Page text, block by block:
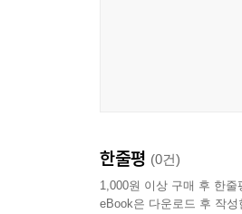
한줄평 (0건)
1,000원 이상 구매 후 한줄
eBook은 다운로드 후 작